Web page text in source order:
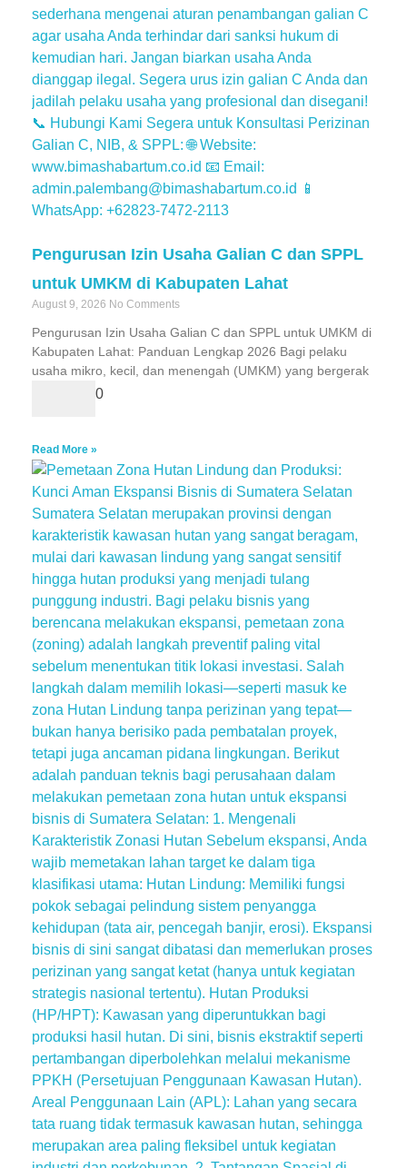
Pengurusan Izin Usaha Galian C dan SPPL
untuk UMKM di Kabupaten Lahat
August 9, 2026 No Comments
Pengurusan Izin Usaha Galian C dan SPPL untuk UMKM di
Kabupaten Lahat: Panduan Lengkap 2026 Bagi pelaku
usaha mikro, kecil, dan menengah (UMKM) yang bergerak
0
Read More »